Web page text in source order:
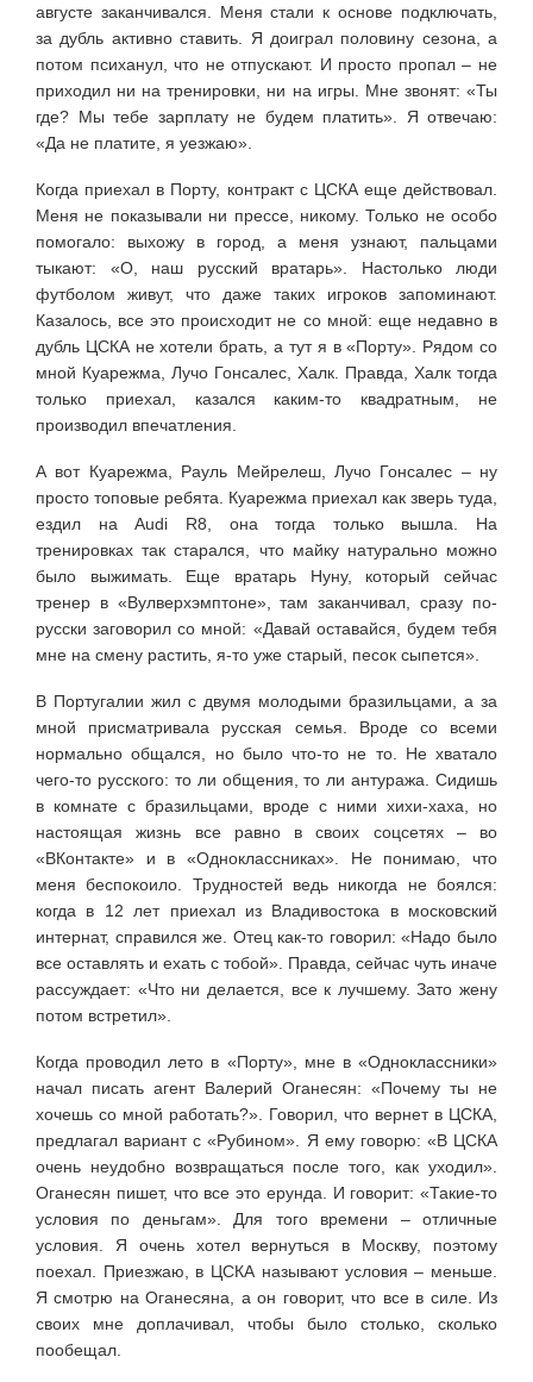
августе заканчивался. Меня стали к основе подключать,
за дубль активно ставить. Я доиграл половину сезона, а
потом психанул, что не отпускают. И просто пропал – не
приходил ни на тренировки, ни на игры. Мне звонят: «Ты
где? Мы тебе зарплату не будем платить». Я отвечаю:
«Да не платите, я уезжаю».
Когда приехал в Порту, контракт с ЦСКА еще действовал.
Меня не показывали ни прессе, никому. Только не особо
помогало: выхожу в город, а меня узнают, пальцами
тыкают: «О, наш русский вратарь». Настолько люди
футболом живут, что даже таких игроков запоминают.
Казалось, все это происходит не со мной: еще недавно в
дубль ЦСКА не хотели брать, а тут я в «Порту». Рядом со
мной Куарежма, Лучо Гонсалес, Халк. Правда, Халк тогда
только приехал, казался каким-то квадратным, не
производил впечатления.
А вот Куарежма, Рауль Мейрелеш, Лучо Гонсалес – ну
просто топовые ребята. Куарежма приехал как зверь туда,
ездил на Audi R8, она тогда только вышла. На
тренировках так старался, что майку натурально можно
было выжимать. Еще вратарь Нуну, который сейчас
тренер в «Вулверхэмптоне», там заканчивал, сразу по-
русски заговорил со мной: «Давай оставайся, будем тебя
мне на смену растить, я-то уже старый, песок сыпется».
В Португалии жил с двумя молодыми бразильцами, а за
мной присматривала русская семья. Вроде со всеми
нормально общался, но было что-то не то. Не хватало
чего-то русского: то ли общения, то ли антуража. Сидишь
в комнате с бразильцами, вроде с ними хихи-хаха, но
настоящая жизнь все равно в своих соцсетях – во
«ВКонтакте» и в «Одноклассниках». Не понимаю, что
меня беспокоило. Трудностей ведь никогда не боялся:
когда в 12 лет приехал из Владивостока в московский
интернат, справился же. Отец как-то говорил: «Надо было
все оставлять и ехать с тобой». Правда, сейчас чуть иначе
рассуждает: «Что ни делается, все к лучшему. Зато жену
потом встретил».
Когда проводил лето в «Порту», мне в «Одноклассники»
начал писать агент Валерий Оганесян: «Почему ты не
хочешь со мной работать?». Говорил, что вернет в ЦСКА,
предлагал вариант с «Рубином». Я ему говорю: «В ЦСКА
очень неудобно возвращаться после того, как уходил».
Оганесян пишет, что все это ерунда. И говорит: «Такие-то
условия по деньгам». Для того времени – отличные
условия. Я очень хотел вернуться в Москву, поэтому
поехал. Приезжаю, в ЦСКА называют условия – меньше.
Я смотрю на Оганесяна, а он говорит, что все в силе. Из
своих мне доплачивал, чтобы было столько, сколько
пообещал.